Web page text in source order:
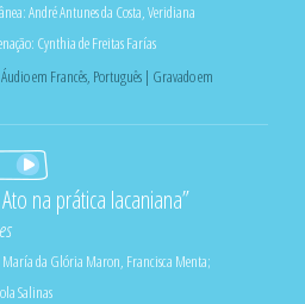
André Antunes da Costa Veridiana
Cynthia de Freitas Farías
em Francês, Português | Gravado em
na prática lacaniana”
María da Glória Maron Francisca Menta;
Salinas